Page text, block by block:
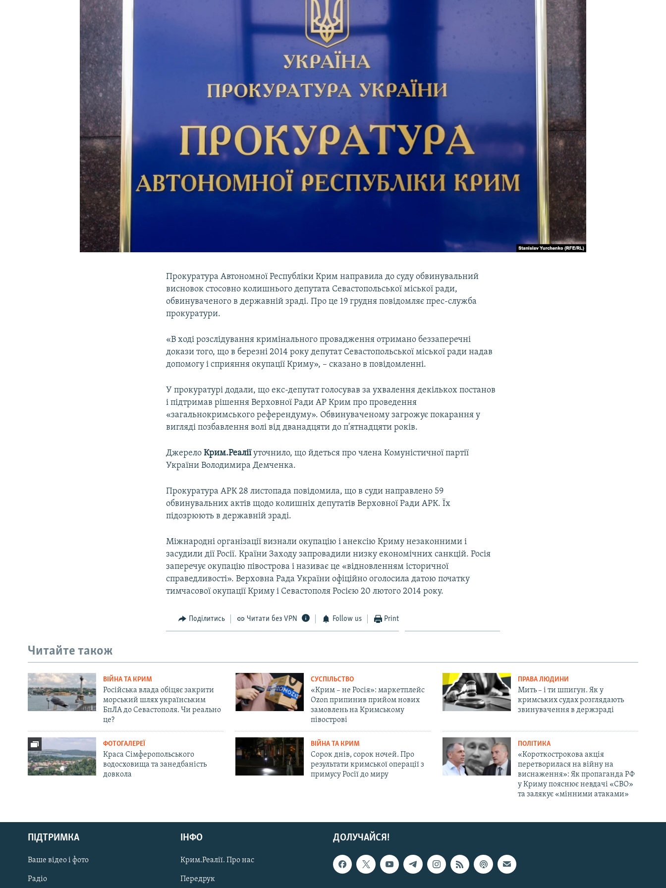
УКРАЇНСЬКА ПРОБЛЕМА КРИМУ
Русский
Qırımtatar
ДОЛУЧАЙСЯ!
Прокуратура Автономної Республіки Крим направила до суду обвинувальний
висновок стосовно колишнього депутата Севастопольської міської ради,
обвинуваченого в державній зраді. Про це 19 грудня повідомляє прес-служба
прокуратури.
«В ході розслідування кримінального провадження отримано беззаперечні
докази того, що в березні 2014 року депутат Севастопольської міської ради надав
допомогу і сприяння окупації Криму», – сказано в повідомленні.
У прокуратурі додали, що екс-депутат голосував за ухвалення декількох постанов
і підтримав рішення Верховної Ради АР Крим про проведення
«загальнокримського референдуму». Обвинуваченому загрожує покарання у
вигляді позбавлення волі від дванадцяти до п'ятнадцяти років.
ДжерелоКрим.Реаліїуточнило, що йдеться про члена Комуністичної партії
України Володимира Демченка.
Прокуратура АРК 28 листопада повідомила, що в суди направлено 59
обвинувальних актів щодо колишніх депутатів Верховної Ради АРК. Їх
підозрюють в державній зраді.
Міжнародні організації визнали окупацію і анексію Криму незаконними і
засудили дії Росії. Країни Заходу запровадили низку економічних санкцій. Росія
заперечує окупацію півострова і називає це «відновленням історичної
справедливості». Верховна Рада України офіційно оголосила датою початку
тимчасової окупації Криму і Севастополя Росією 20 лютого 2014 року.
Поділитись Читати без VPN Follow us Print
Читайте також
ВІЙНА ТА КРИМ
Російська влада обіцяє закрити
морський шлях українським
БпЛА до Севастополя. Чи реально
це?
СУСПІЛЬСТВО
«Крим – не Росія»: маркетплейс
Ozon припинив прийом нових
замовлень на Кримському
півострові
ПРАВА ЛЮДИНИ
Мить – і ти шпигун. Як у
кримських судах розглядають
звинувачення в держзраді
ФОТОГАЛЕРЕЇ
Краса Сімферопольського
водосховища та занедбаність
довкола
ВІЙНА ТА КРИМ
Сорок днів, сорок ночей. Про
результати кримської операції з
примусу Росії до миру
ПОЛІТИКА
«Короткострокова акція
перетворилася на війну на
виснаження»: Як пропаганда РФ
у Криму пояснює невдачі «СВО»
та залякує «мінними атаками»
ДОЛУЧАЙСЯ!
ПІДТРИМКА
Ваше відео і фото
Радіо
ІНФО
Крим.Реалії. Про нас
Передрук